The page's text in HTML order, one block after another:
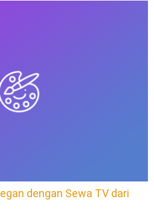
dengan Sewa TV dari